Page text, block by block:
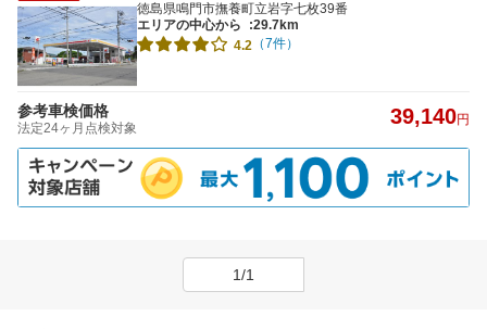
徳島県鳴門市撫養町立岩字七枚39番
エリアの中心から
:29.7km
4.2 （7件）
参考車検価格
法定24ヶ月点検対象 39,140円
1/1